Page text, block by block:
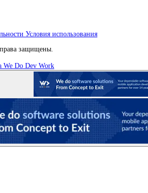
Условия использования
защищены.
We Do Dev Work